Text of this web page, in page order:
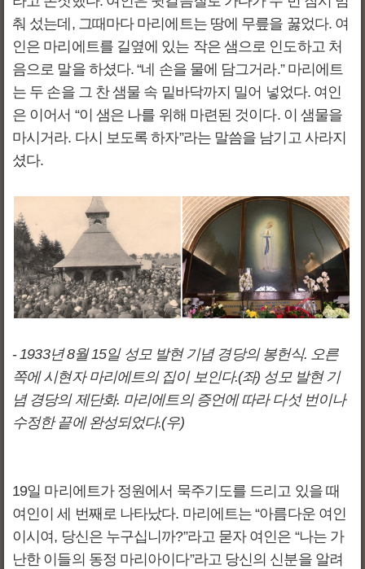
춰 섰는데, 그때마다 마리에트는 땅에 무릎을 꿇었다. 여
인은 마리에트를 길옆에 있는 작은 샘으로 인도하고 처
음으로 말을 하셨다. “네 손을 물에 담그거라.” 마리에트
는 두 손을 그 찬 샘물 속 밑바닥까지 밀어 넣었다. 여인
은 이어서 “이 샘은 나를 위해 마련된 것이다. 이 샘물을
마시거라. 다시 보도록 하자”라는 말씀을 남기고 사라지
셨다.
- 1933년 8월 15일 성모 발현 기념 경당의 봉헌식. 오른
쪽에 시현자 마리에트의 집이 보인다.(좌) 성모 발현 기
념 경당의 제단화. 마리에트의 증언에 따라 다섯 번이나
수정한 끝에 완성되었다.(우)
19일 마리에트가 정원에서 묵주기도를 드리고 있을 때
여인이 세 번째로 나타났다. 마리에트는 “아름다운 여인
이시여, 당신은 누구십니까?”라고 묻자 여인은 “나는 가
난한 이들의 동정 마리아이다”라고 당신의 신분을 알려